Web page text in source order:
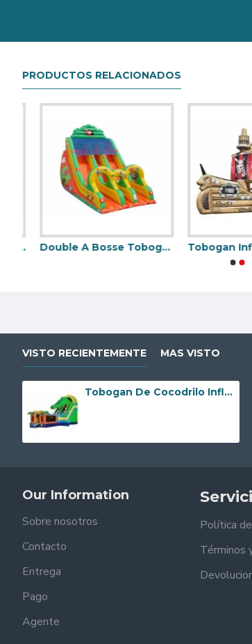
Nuestra combinación de seguridad, calidad
PRODUCTOS RELACIONADOS
Double A Bosse Toboggan Inflatable Cocodrilo Snappy Tobogan Inflable Airbag
VISTO RECIENTEMENTE MAS VISTO
Tobogan De Cocodrilo Inflable Multiplay
Our Information
Sobre nosotros
Contacto
Entrega
Pago
Agente
Política
Términos